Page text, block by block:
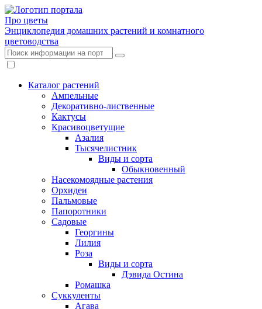
Про цветы
Энциклопедия домашних растений и комнатного
цветоводства
Каталог растений
Ампельные
Декоративно-лиственные
Кактусы
Красивоцветущие
Азалия
Тысячелистник
Виды и сорта
Обыкновенный
Насекомоядные растения
Орхидеи
Пальмовые
Папоротники
Садовые
Георгины
Лилия
Роза
Виды и сорта
Дэвида Остина
Ромашка
Суккуленты
Агава